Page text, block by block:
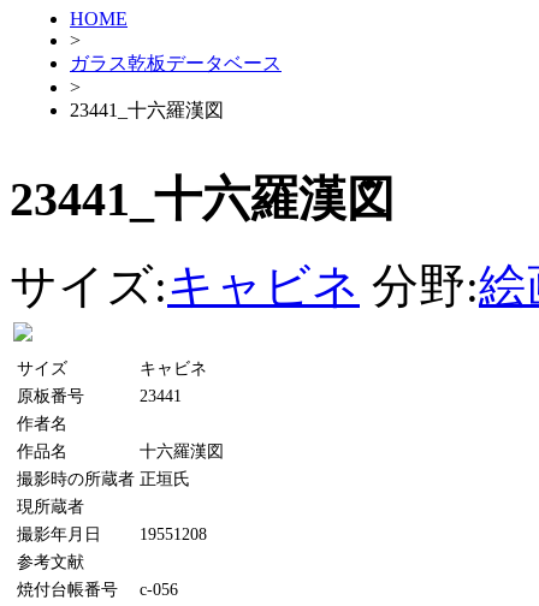
HOME
>
ガラス乾板データベース
>
23441_十六羅漢図
23441_十六羅漢図
サイズ:キャビネ 分野:絵
サイズ
キャビネ
原板番号
23441
作者名
作品名
十六羅漢図
撮影時の所蔵者 正垣氏
現所蔵者
撮影年月日
19551208
参考文献
焼付台帳番号
c-056